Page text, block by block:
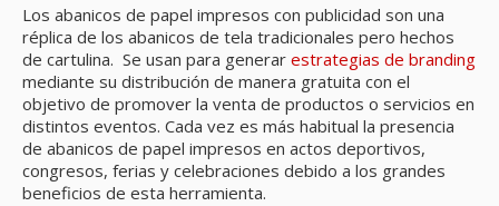
Los abanicos de papel impresos con publicidad son una
réplica de los abanicos de tela tradicionales pero hechos
de cartulina. Se usan para generar estrategias de branding
mediante su distribución de manera gratuita con el
objetivo de promover la venta de productos o servicios en
distintos eventos. Cada vez es más habitual la presencia
de abanicos de papel impresos en actos deportivos,
congresos, ferias y celebraciones debido a los grandes
beneficios de esta herramienta.